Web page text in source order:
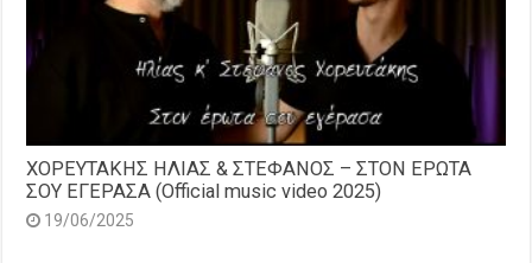
ΧΟΡΕΥΤΑΚΗΣ ΗΛΙΑΣ & ΣΤΕΦΑΝΟΣ – ΣΤΟΝ ΕΡΩΤΑ
ΣΟΥ ΕΓΕΡΑΣΑ (Official music video 2025)
19/06/2025